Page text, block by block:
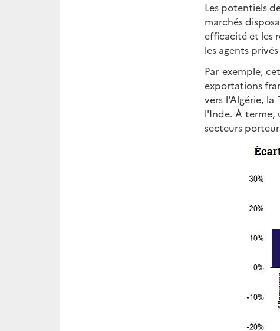
Les potentiels
marchés
efficacité et les
les agents
Par exemple,
exportations
vers l'Algérie,
l'Inde. À terme,
secteurs